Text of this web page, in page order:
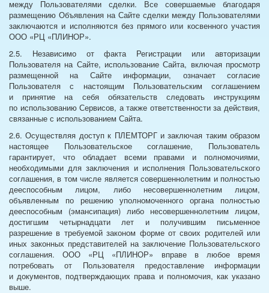
между Пользователями сделки. Все совершаемые благодаря
размещению Объявления на Сайте сделки между Пользователями
заключаются и исполняются без прямого или косвенного участия
ООО «РЦ «ПЛИНОР».
2.5. Независимо от факта Регистрации или авторизации
Пользователя на Сайте, использование Сайта, включая просмотр
размещенной на Сайте информации, означает согласие
Пользователя с настоящим Пользовательским соглашением
и принятие на себя обязательств следовать инструкциям
по использованию Сервисов, а также ответственности за действия,
связанные с использованием Сайта.
2.6. Осуществляя доступ к ПЛЕМТОРГ и заключая таким образом
настоящее Пользовательское соглашение, Пользователь
гарантирует, что обладает всеми правами и полномочиями,
необходимыми для заключения и исполнения Пользовательского
соглашения, в том числе является совершеннолетним и полностью
дееспособным лицом, либо несовершеннолетним лицом,
объявленным по решению уполномоченного органа полностью
дееспособным (эмансипация) либо несовершеннолетним лицом,
достигшим четырнадцати лет и получившим письменное
разрешение в требуемой законом форме от своих родителей или
иных законных представителей на заключение Пользовательского
соглашения. ООО «РЦ «ПЛИНОР» вправе в любое время
потребовать от Пользователя предоставление информации
и документов, подтверждающих права и полномочия, как указано
выше.